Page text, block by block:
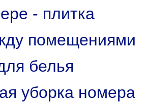
- плитка
помещениями
белья
уборка номера